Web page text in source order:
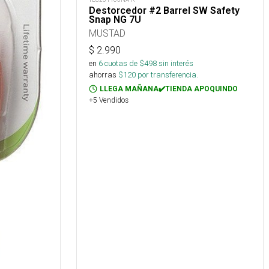
Destorcedor #2 Barrel SW Safety
Snap NG 7U
MUSTAD
$ 2.990
en 6cuotas de $498sin interés
ahorras $120 por transferencia.
LLEGA MAÑANA✔️TIENDA APOQUINDO
+5 Vendidos